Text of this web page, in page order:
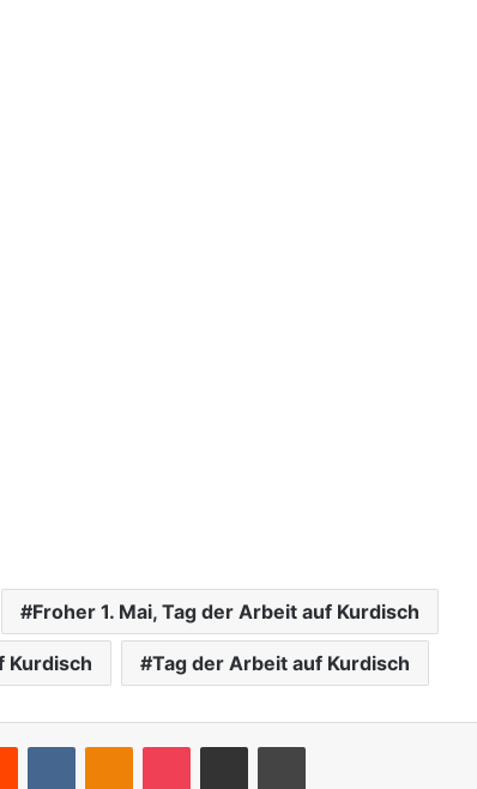
Froher 1. Mai, Tag der Arbeit auf Kurdisch
Kurdisch Tag der Arbeit auf Kurdisch